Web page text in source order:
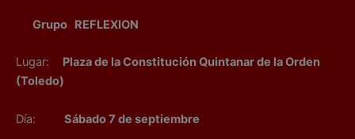
Grupo REFLEXION
Lugar:
Plaza de la Constitución Quintanar de la Orden
(Toledo)
Día: Sábado 7 de septiembre